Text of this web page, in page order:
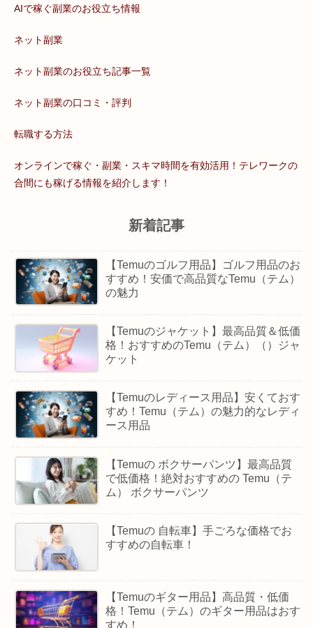
AIで稼ぐ副業のお役立ち情報
ネット副業
ネット副業のお役立ち記事一覧
ネット副業の口コミ・評判
転職する方法
オンラインで稼ぐ・副業・スキマ時間を有効活用！テレワークの
合間にも稼げる情報を紹介します！
新着記事
【Temuのゴルフ用品】ゴルフ用品のお
すすめ！安価で高品質なTemu（テム）
の魅力
【Temuのジャケット】最高品質＆低価
格！おすすめのTemu（テム）（）ジャ
ケット
【Temuのレディース用品】安くておす
すめ！Temu（テム）の魅力的なレディ
ース用品
【Temuの ボクサーパンツ】最高品質
で低価格！絶対おすすめの Temu（テ
ム） ボクサーパンツ
【Temuの 自転車】手ごろな価格でお
すすめの自転車！
【Temuのギター用品】高品質・低価
格！Temu（テム）のギター用品はおす
すめ！